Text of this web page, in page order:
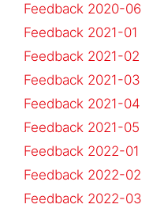
Feedback 2020-06
Feedback 2021-01
Feedback 2021-02
Feedback 2021-03
Feedback 2021-04
Feedback 2021-05
Feedback 2022-01
Feedback 2022-02
Feedback 2022-03